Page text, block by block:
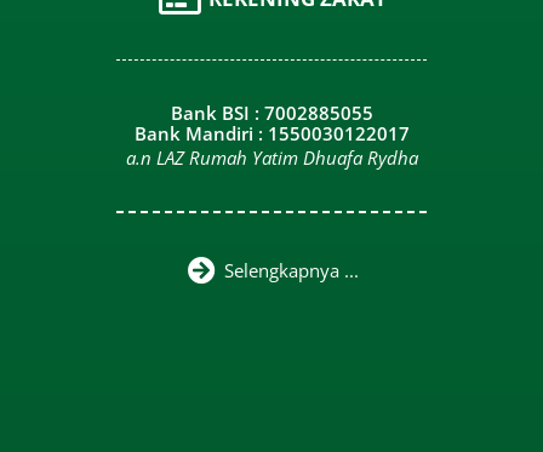
Bank BSI : 7002885055
Bank Mandiri : 1550030122017
a.n LAZ Rumah Yatim Dhuafa Rydha
Selengkapnya ...